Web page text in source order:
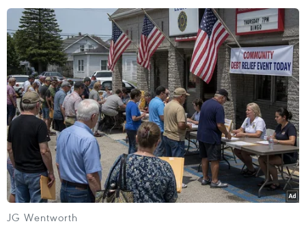
10/04/2018 09:19
Quốc hội Zimbabwe cho biết sẽ triệu tập một số
quan chức cấp cao bao gồm cả Phó Tổng thống
đương nhiệm để giải trình về việc thất thoát một
lượng kim cương trị giá tới 15 tỷ USD.
JG Wentworth